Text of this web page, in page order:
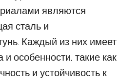
являются
сталь и
Каждый из них имеет
особенности, такие как
и устойчивость к